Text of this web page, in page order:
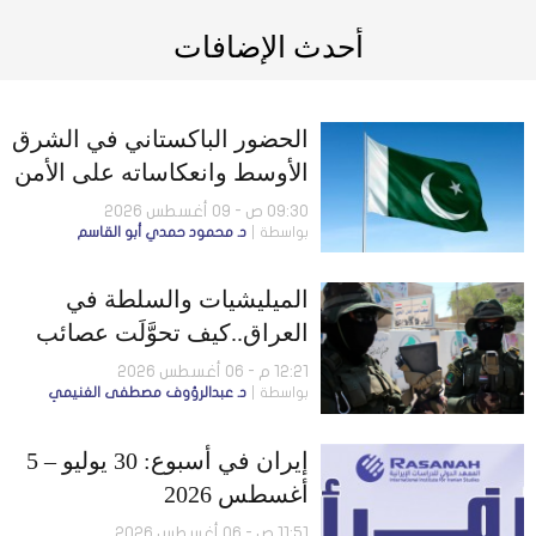
أحدث الإضافات
الحضور الباكستاني في الشرق
الأوسط وانعكاساته على الأمن
الإقليمي
09:30 ص - 09 أغسطس 2026
بواسطة د. محمود حمدي أبو القاسم
الميليشيات والسلطة في
العراق..كيف تحوَّلَت عصائب
أهل الحق إلى لاعب سياسي
مؤثر؟
12:21 م - 06 أغسطس 2026
بواسطة د. عبدالرؤوف مصطفى الغنيمي
إيران في أسبوع: 30 يوليو – 5
أغسطس 2026